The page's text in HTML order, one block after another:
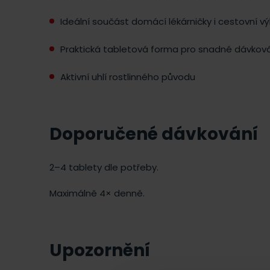
Ideální součást domácí lékárničky i cestovní
Praktická tabletová forma pro snadné
Aktivní uhlí rostlinného původu
Doporučené dávkování
2–4 tablety dle potřeby.
Maximálně 4× denně.
Upozornění